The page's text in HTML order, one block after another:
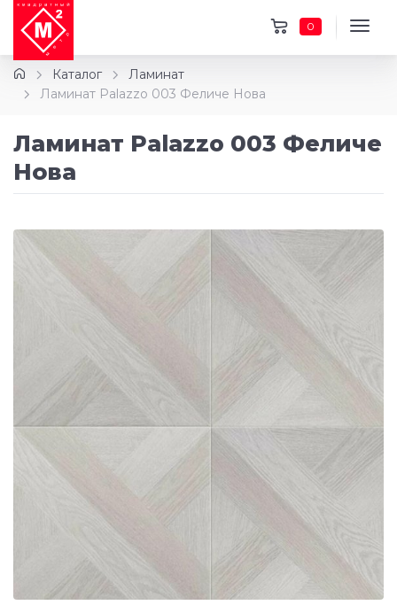
0
Каталог
Ламинат
Ламинат Palazzo 003 Феличе Нова
Ламинат Palazzo 003 Феличе
Нова